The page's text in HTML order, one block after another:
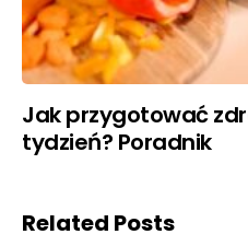
Jak przygotować
tydzień? Poradnik
Related Posts